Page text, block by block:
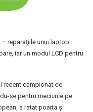
reparaţiile unui laptop
iar un modul LCD pentru
recent campionat de
se pentru meciurile pe
a ratat poarta şi